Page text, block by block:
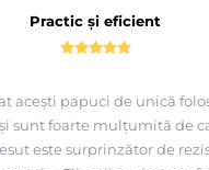
Practic și eficient
acești papuci de unică
sunt foarte mulțumită de
este surprinzător de